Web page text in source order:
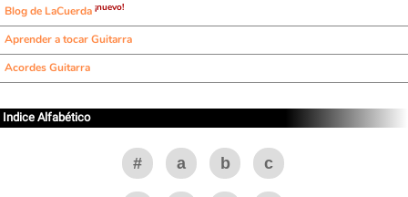
Blog de LaCuerda ¡nuevo!
Aprender a tocar Guitarra
Acordes Guitarra
Indice Alfabético
# a b c